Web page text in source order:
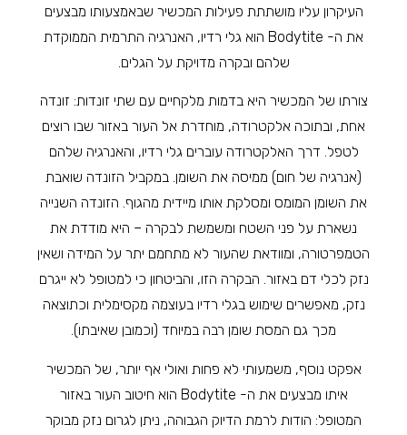
העיקרון עליו מושתתת פעילות המכשיר שבאמצעותו מבצעים
את ה- Bodytite הוא גלי רדיו, האנרגיה התרמית הממוקדת
שלהם ובקרה מדויקת על הגלים.
צורתו של המכשיר היא בדמות מלקחיים עם שתי זונדות: זונדה
אחת, ובתוכה אלקטרודה, מוחדרת אל העור באזור שבו רוצים
לטפל. דרך האלקטרודה עוברים גלי רדיו, והאנרגיה שלהם
(אנרגיה של חום) ממיסה את השומן. במקביל הזונדה שואבת
את השומן המומס ומסלקת אותו מיידית מהגוף. הזונדה השנייה
נשארת על פני השטח ומשמשת לבקרה – היא מודדת את
הטמפרטורה, ומוודאת שהעור לא מתחמם יתר על המידה ושאין
נזק לכלי דם באזור. הבקרה הזו, והביטחון כי למטופל לא ייגרם
נזק, מאפשרים שימוש בגלי רדיו בעוצמה מקסימלית וכתוצאה
מכך גם המסת שומן רבה במיוחד (וכמובן שאיבתו).
אפקט נוסף, משמעותי לא פחות ואולי אף יותר, של המכשיר
איתו מבצעים את ה- Bodytite הוא חיטוב העור באזור
המטופל: הודות לרמת הדיוק הגבוהה, ניתן לגרום נזק מבוקר